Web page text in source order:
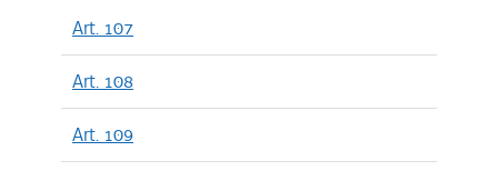
Art. 107
Art. 108
Art. 109